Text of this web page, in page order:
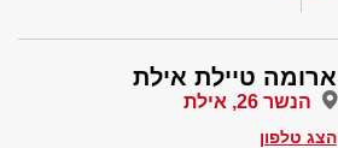
ארומה טיילת אילת
הנשר 26, אילת
הצג טלפון